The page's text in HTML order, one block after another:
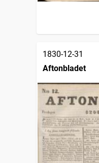
1830-12-31
Aftonbladet